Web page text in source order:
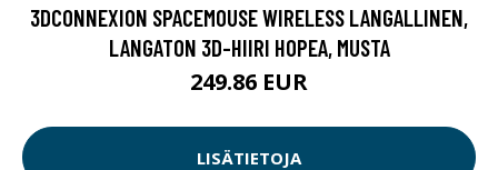
3DCONNEXION SPACEMOUSE WIRELESS LANGALLINEN,
LANGATON 3D-HIIRI HOPEA, MUSTA
249.86 EUR
LISÄTIETOJA